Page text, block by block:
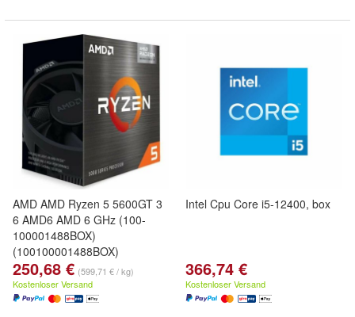
AMD AMD Ryzen 5 5600GT 3
6 AMD6 AMD 6 GHz (100-
100001488BOX)
(100100001488BOX)
250,68 € (599,71 € / kg)
Kostenloser Versand
Intel Cpu Core i5-12400, box
366,74 €
Kostenloser Versand